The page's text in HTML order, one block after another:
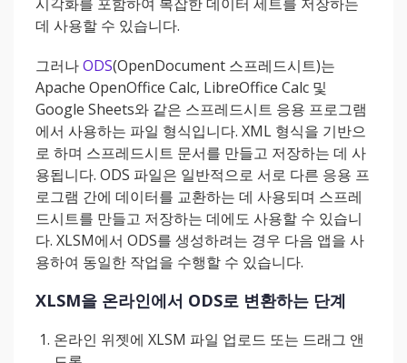
데 사용할 수 있습니다.
그러나ODS(OpenDocument 스프레드시트)는
Apache OpenOffice Calc, LibreOffice Calc 및
Google Sheets와 같은 스프레드시트 응용 프로그램
에서 사용하는 파일 형식입니다. XML 형식을 기반으
로 하며 스프레드시트 문서를 만들고 저장하는 데 사
용됩니다. ODS 파일은 일반적으로 서로 다른 응용 프
로그램 간에 데이터를 교환하는 데 사용되며 스프레
드시트를 만들고 저장하는 데에도 사용할 수 있습니
다. XLSM에서 ODS를 생성하려는 경우 다음 앱을 사
용하여 동일한 작업을 수행할 수 있습니다.
XLSM을 온라인에서 ODS로 변환하는 단계
온라인 위젯에 XLSM 파일 업로드 또는 드래그 앤